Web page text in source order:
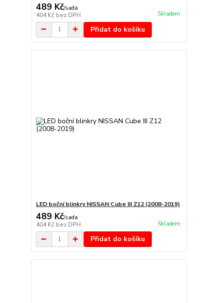
489 Kč/sada
404 Kč bez DPH Skladem
Přidat do košíku
LED boční blinkry NISSAN Cube III Z12 (2008-2019)
489 Kč/sada
404 Kč bez DPH Skladem
Přidat do košíku